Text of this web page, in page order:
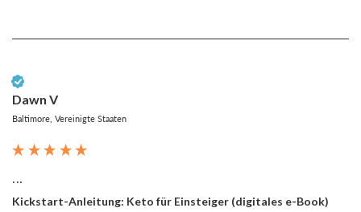
Dawn V
Baltimore, Vereinigte Staaten
...
Kickstart-Anleitung: Keto für Einsteiger (digitales e-Book)